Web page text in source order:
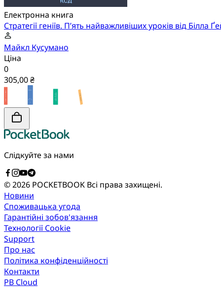
Електронна книга
Стратегії геніїв. П’ять найважливіших уроків від Білла
Майкл Кусумано
Ціна
0
305,00 ₴
Слідкуйте за нами
© 2026 POCKETBOOK Всі права захищені.
Новини
Споживацька угода
Гарантійні зобов'язання
Технології Cookie
Support
Про нас
Політика конфіденційності
Контакти
PB Cloud